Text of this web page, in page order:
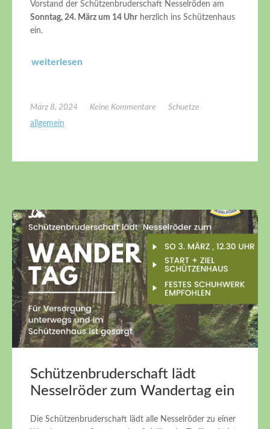
Vorstand der Schützenbruderschaft Nesselröden am
Sonntag, 24. März um 14 Uhr herzlich ins Schützenhaus
ein.
weiterlesen
März 8, 2024 Keine Kommentare
Schuetze
allgemein
Schützenbruderschaft lädt
Nesselröder zum Wandertag ein
Die Schützenbruderschaft lädt alle Nesselröder zu einer